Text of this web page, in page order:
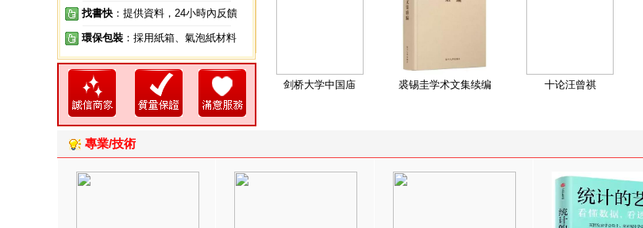
找書快 ：提供資料，24小時內反饋
環保包裝 ：採用紙箱、氣泡紙材料
剑桥大学中国庙 裘锡圭学术文集续编 十论汪曾祺
專業/技術